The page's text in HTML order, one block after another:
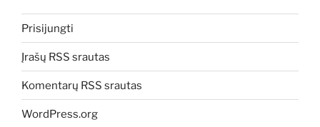
Prisijungti
Įrašų RSS srautas
Komentarų RSS srautas
WordPress.org